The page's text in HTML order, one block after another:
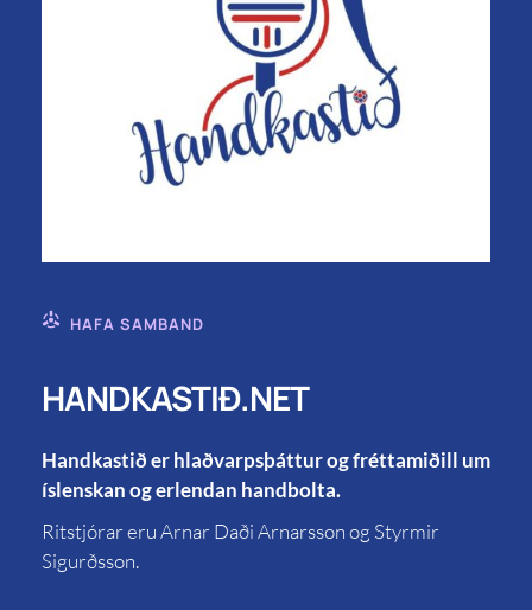
HAFA SAMBAND
HANDKASTIÐ.NET
Handkastið er hlaðvarpsþáttur og fréttamiðill um
íslenskan og erlendan handbolta.
Ritstjórar eru Arnar Daði Arnarsson og Styrmir
Sigurðsson.